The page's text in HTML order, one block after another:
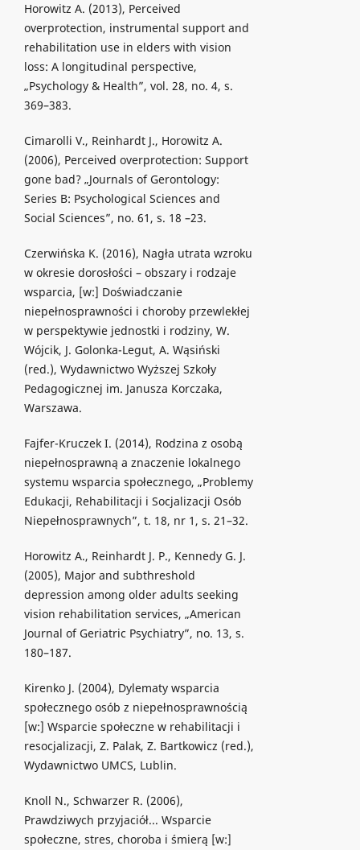
Horowitz A. (2013), Perceived
overprotection, instrumental support and
rehabilitation use in elders with vision
loss: A longitudinal perspective,
„Psychology & Health”, vol. 28, no. 4, s.
369–383.
Cimarolli V., Reinhardt J., Horowitz A.
(2006), Perceived overprotection: Support
gone bad? „Journals of Gerontology:
Series B: Psychological Sciences and
Social Sciences”, no. 61, s. 18 –23.
Czerwińska K. (2016), Nagła utrata wzroku
w okresie dorosłości – obszary i rodzaje
wsparcia, [w:] Doświadczanie
niepełnosprawności i choroby przewlekłej
w perspektywie jednostki i rodziny, W.
Wójcik, J. Golonka-Legut, A. Wąsiński
(red.), Wydawnictwo Wyższej Szkoły
Pedagogicznej im. Janusza Korczaka,
Warszawa.
Fajfer-Kruczek I. (2014), Rodzina z osobą
niepełnosprawną a znaczenie lokalnego
systemu wsparcia społecznego, „Problemy
Edukacji, Rehabilitacji i Socjalizacji Osób
Niepełnosprawnych”, t. 18, nr 1, s. 21–32.
Horowitz A., Reinhardt J. P., Kennedy G. J.
(2005), Major and subthreshold
depression among older adults seeking
vision rehabilitation services, „American
Journal of Geriatric Psychiatry”, no. 13, s.
180–187.
Kirenko J. (2004), Dylematy wsparcia
społecznego osób z niepełnosprawnością
[w:] Wsparcie społeczne w rehabilitacji i
resocjalizacji, Z. Palak, Z. Bartkowicz (red.),
Wydawnictwo UMCS, Lublin.
Knoll N., Schwarzer R. (2006),
Prawdziwych przyjaciół... Wsparcie
społeczne, stres, choroba i śmierą [w:]